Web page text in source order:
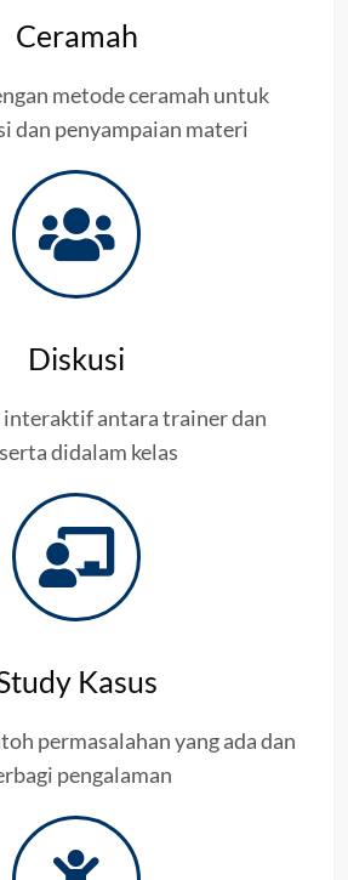
Ceramah
metode ceramah untuk
dan penyampaian materi
Diskusi
antara trainer dan
didalam kelas
Kasus
permasalahan yang ada dan
pengalaman